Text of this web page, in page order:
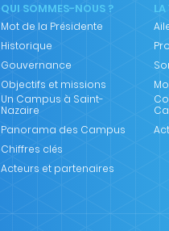
QUI SOMMES-NOUS ?
Mot de la Présidente
Historique
Gouvernance
Objectifs et missions
Un Campus à Saint-
Nazaire
Panorama des Campus
Chiffres clés
Acteurs et partenaires